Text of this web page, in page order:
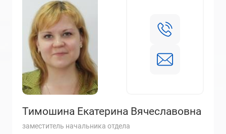
Тимошина Екатерина Вячеславовна
заместитель начальника отдела